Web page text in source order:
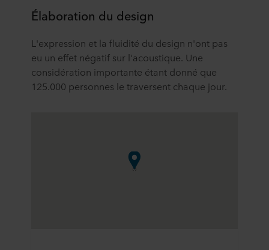
Élaboration du design
L'expression et la fluidité du design n'ont pas
eu un effet négatif sur l'acoustique. Une
considération importante étant donné que
125.000 personnes le traversent chaque jour.